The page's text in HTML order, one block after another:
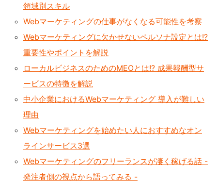
領域別スキル
Webマーケティングの仕事がなくなる可能性を考察
Webマーケティングに欠かせないペルソナ設定とは!?
重要性やポイントを解説
ローカルビジネスのためのMEOとは!? 成果報酬型サ
ービスの特徴を解説
中小企業におけるWebマーケティング 導入が難しい
理由
Webマーケティングを始めたい人におすすめなオン
ラインサービス3選
Webマーケティングのフリーランスが凄く稼げる話 -
発注者側の視点から語ってみる -